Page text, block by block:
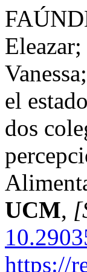
el
dos
UCM,
https://